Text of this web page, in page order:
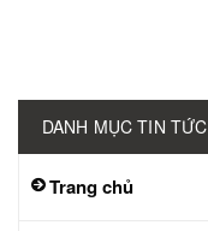
DANH MỤC TIN TỨC
Trang chủ